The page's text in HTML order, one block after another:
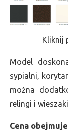
Kliknij
Model
sypialni,
można
relingi i
Cena